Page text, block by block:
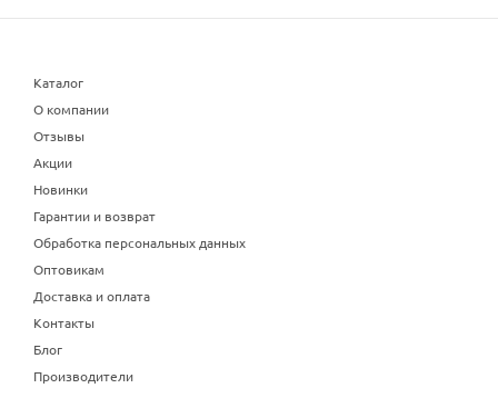
Каталог
О компании
Отзывы
Акции
Новинки
Гарантии и возврат
Обработка персональных данных
Оптовикам
Доставка и оплата
Контакты
Блог
Производители